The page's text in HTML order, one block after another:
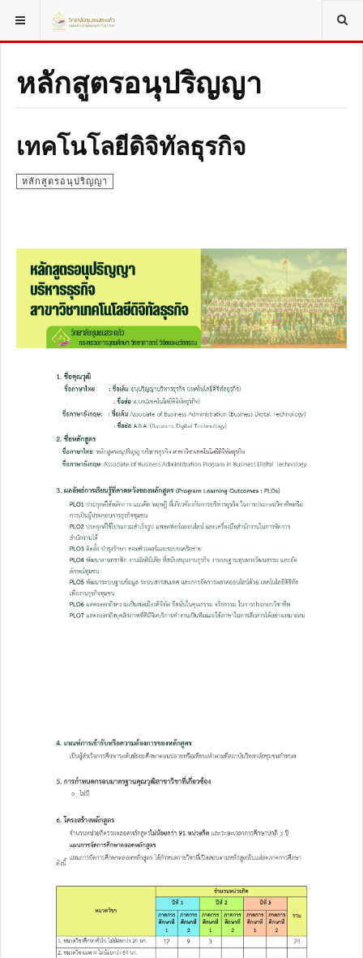
YOU ARE HERE: หลักสูตรอนุปริญญา
หลักสูตรอนุปริญญา
เทคโนโลยีดิจิทัลธุรกิจ
หลักสูตรอนุปริญญา